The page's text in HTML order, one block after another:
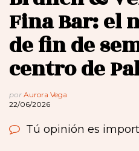
Fina Bar: el
de fin de
centro de
por Aurora Vega
22/06/2026
Tú opinión es